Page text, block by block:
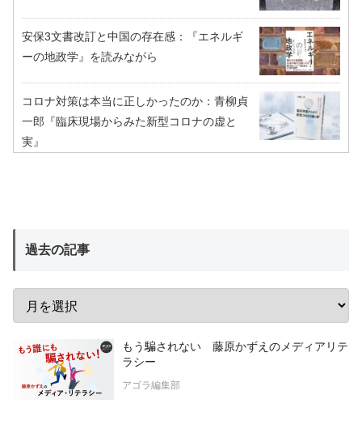
安保3文書改訂と中国の存在感：『エネルギ
ーの地政学』を読みながら
コロナ対策は本当に正しかったのか：青柳貞
一郎『臨床現場からみた新型コロナの虚と
実』
過去の記事
もう騙されない 藤原かずえのメディアリテ
ラシー
アゴラ編集部